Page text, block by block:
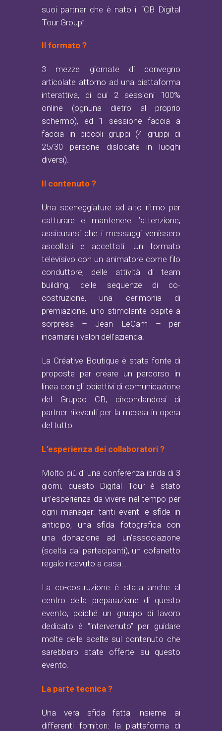
suoi partner che è nato il “CB Digital
Tour Group”.
Il formato ?
3 mezze giornate di convegno
articolate attorno ad una piattaforma
interattiva, di cui 2 sessioni 100%
online (ognuna dietro al proprio
schermo), ed 1 sessione faccia a
faccia in piccoli gruppi (4 gruppi di
25/30 persone dislocate in luoghi
diversi).
Il contenuto ?
Una sceneggiature ad alto ritmo per
catturare e mantenere l’attenzione,
assicurarsi che i messaggi venissero
ascoltati e accettati. Un formato
televisivo con un animatore come filo
conduttore, delle attività di team
building, delle sequenze di co-
costruzione, una cerimonia di
premiazione, uno stimolante ospite a
sorpresa – Jean LeCam – per
incarnare i valori dell’azienda.
La Créative Boutique è stata fonte di
proposte per creare un percorso in
linea con gli obiettivi di comunicazione
del Gruppo CB, circondandosi di
partner rilevanti per la messa in opera
del tutto.
L’esperienza dei collaboratori ?
Molto più di una conferenza ibrida di 3
giorni, questo Digital Tour è stato
un’esperienza da vivere nel tempo per
ogni manager: tanti eventi e sfide in
anticipo, una sfida fotografica con
una donazione ad un’associazione
(scelta dai partecipanti), un cofanetto
regalo ricevuto a casa…
La co-costruzione è stata anche al
centro della preparazione di questo
evento, poiché un gruppo di lavoro
dedicato è “intervenuto” per guidare
molte delle scelte sul contenuto che
sarebbero state offerte su questo
evento.
La parte tecnica ?
Una vera sfida fatta insieme ai
differenti fornitori: la piattaforma di